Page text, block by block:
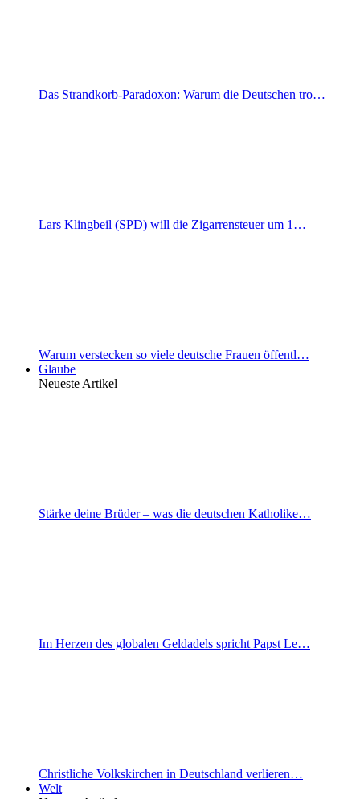
Das Strandkorb-Paradoxon: Warum die Deutschen tro…
Lars Klingbeil (SPD) will die Zigarrensteuer um 1…
Warum verstecken so viele deutsche Frauen öffentl…
Glaube
Neueste Artikel
Stärke deine Brüder – was die deutschen Katholike…
Im Herzen des globalen Geldadels spricht Papst Le…
Christliche Volkskirchen in Deutschland verlieren…
Welt